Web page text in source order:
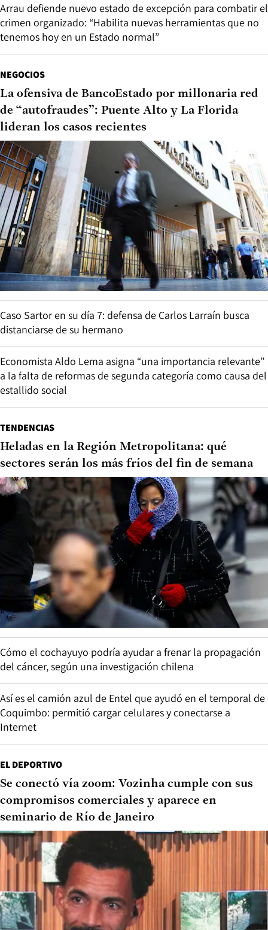
Arrau defiende nuevo estado de excepción para combatir el
crimen organizado: “Habilita nuevas herramientas que no
tenemos hoy en un Estado normal”
NEGOCIOS
La ofensiva de BancoEstado por millonaria red
de “autofraudes”: Puente Alto y La Florida
lideran los casos recientes
Caso Sartor en su día 7: defensa de Carlos Larraín busca
distanciarse de su hermano
Economista Aldo Lema asigna “una importancia relevante”
a la falta de reformas de segunda categoría como causa del
estallido social
TENDENCIAS
Heladas en la Región Metropolitana: qué
sectores serán los más fríos del fin de semana
Cómo el cochayuyo podría ayudar a frenar la propagación
del cáncer, según una investigación chilena
Así es el camión azul de Entel que ayudó en el temporal de
Coquimbo: permitió cargar celulares y conectarse a
Internet
EL DEPORTIVO
Se conectó vía zoom: Vozinha cumple con sus
compromisos comerciales y aparece en
seminario de Río de Janeiro